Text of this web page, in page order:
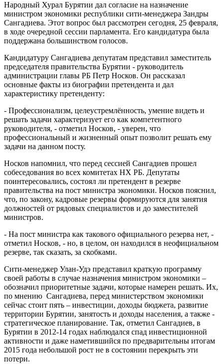
Народный Хурал Бурятии дал согласие на назначение
министром экономики республики сити-менеджера Зандры
Сангадиева. Этот вопрос был рассмотрен сегодня, 25 февраля,
в ходе очередной сессии парламента. Его кандидатура была
поддержана большинством голосов.
Кандидатуру Сангадиева депутатам представил заместитель
председателя правительства Бурятии - руководитель
администрации главы РБ Петр Носков. Он рассказал
основные факты из биографии претендента и дал
характеристику претенденту:
- Профессионализм, целеустремлённость, умение видеть и
решать задачи характеризует его как компетентного
руководителя, - отметил Носков, - уверен, что
профессиональный и жизненный опыт позволит решать ему
задачи на данном посту.
Носков напомнил, что перед сессией Сангадиев прошел
собеседования во всех комитетах НХ РБ. Депутаты
поинтересовались, состоял ли претендент в резерве
правительства на пост министра экономики. Носков пояснил,
что, по закону, кадровые резервы формируются для занятия
должностей от рядовых специалистов и до заместителей
министров.
- На пост министра как такового официального резерва нет, -
отметил Носков, - но, в целом, он находился в неофициальном
резерве, так сказать, за скобками.
Сити-менеджер Улан-Удэ представил краткую программу
своей работы в случае назначения министром экономики –
обозначил приоритетные задачи, которые намерен решать. Их,
по мнению Сангадиева, перед министерством экономики
сейчас стоит пять – инвестиции, доходы бюджета, развитие
территории Бурятии, занятость и доходы населения, а также -
стратегическое планирование. Так, отметил Сангадиев, в
Бурятии в 2012-14 годах наблюдался спад инвестиционной
активности и даже наметившийся по предварительны итогам
2015 года небольшой рост не в состоянии перекрыть эти
потери.